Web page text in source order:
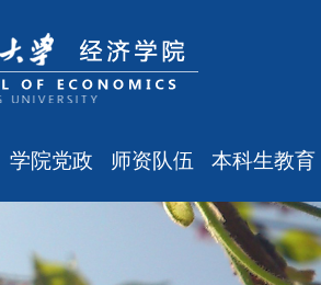
学院党政
会议通知
师资队伍
最新消息
本科生教育
最新消息
规章制度